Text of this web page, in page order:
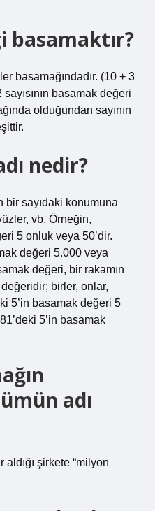
basamaktır?
basamağındadır. (10 + 3
basamak değeri
olduğundan sayının
nedir?
bir sayıdaki konumuna
vb. Örneğin,
5 onluk veya 50’dir.
değeri 5.000 veya
değeri, bir rakamın
birler, onlar,
5’in basamak değeri 5
5’in basamak
adı
aldığı şirkete “milyon